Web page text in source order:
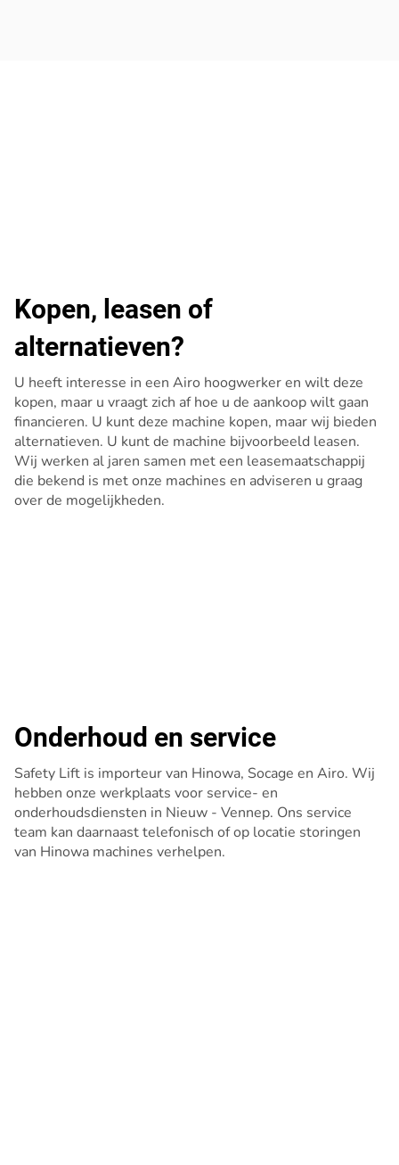
Onderhoud en service
Safety Lift is importeur van Hinowa, Socage en Airo. Wij
hebben onze werkplaats voor service- en
onderhoudsdiensten in Nieuw - Vennep. Ons service
team kan daarnaast telefonisch of op locatie storingen
van Hinowa machines verhelpen.
Kopen, leasen of
alternatieven?
U heeft interesse in een Airo hoogwerker en wilt deze
kopen, maar u vraagt zich af hoe u de aankoop wilt gaan
financieren. U kunt deze machine kopen, maar wij bieden
alternatieven. U kunt de machine bijvoorbeeld leasen.
Wij werken al jaren samen met een leasemaatschappij
die bekend is met onze machines en adviseren u graag
over de mogelijkheden.